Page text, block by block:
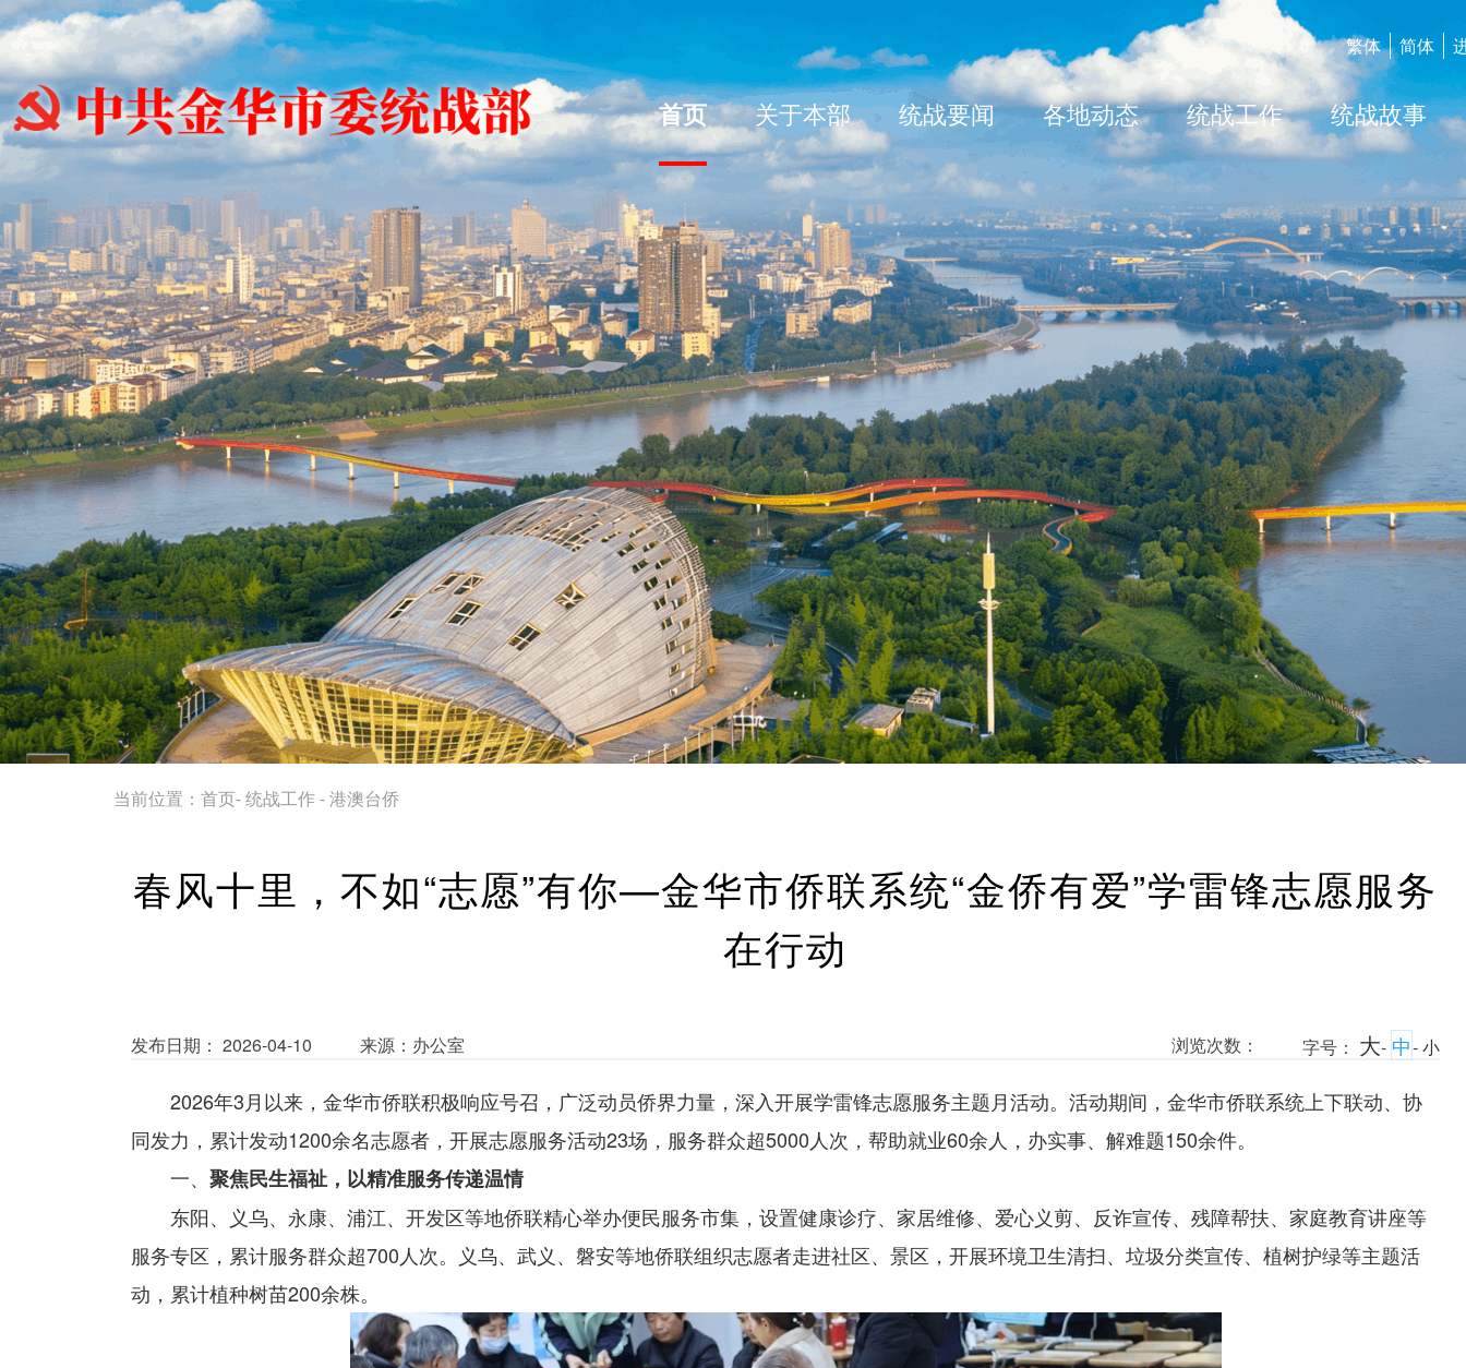
繁体 简体
首页 关于本部 统战要闻 各地动态 统战工作 统战故事
当前位置： 首页-统战工作-港澳台侨
春风十里，不如“志愿”有你—金华市侨联系统“金侨有爱”学雷锋志愿服务
在行动
发布日期： 2026-04-10 来源：办公室 字号： 大- 中-小
浏览次数：
2026年3月以来，金华市侨联积极响应号召，广泛动员侨界力量，深入开展学雷锋志愿服务主题月活动。活动期间，金华市侨联系统上下联动、协
同发力，累计发动1200余名志愿者，开展志愿服务活动23场，服务群众超5000人次，帮助就业60余人，办实事、解难题150余件。
一、 聚焦民生福祉，以精准服务传递温情
东阳、义乌、永康、浦江、开发区等地侨联精心举办便民服务市集，设置健康诊疗、家居维修、爱心义剪、反诈宣传、残障帮扶、家庭教育讲座等
服务专区，累计服务群众超700人次。义乌、武义、磐安等地侨联组织志愿者走进社区、景区，开展环境卫生清扫、垃圾分类宣传、植树护绿等主题活
动，累计植种树苗200余株。